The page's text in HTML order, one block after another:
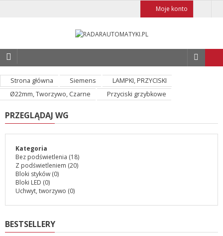
Moje konto
Strona główna Siemens
LAMPKI, PRZYCISKI
Ø22mm, Tworzywo, Czarne
Przyciski grzybkowe
PRZEGLĄDAJ WG
Kategoria
Bez podświetlenia (18)
Z podświetleniem (20)
Bloki styków (0)
Bloki LED (0)
Uchwyt, tworzywo (0)
BESTSELLERY